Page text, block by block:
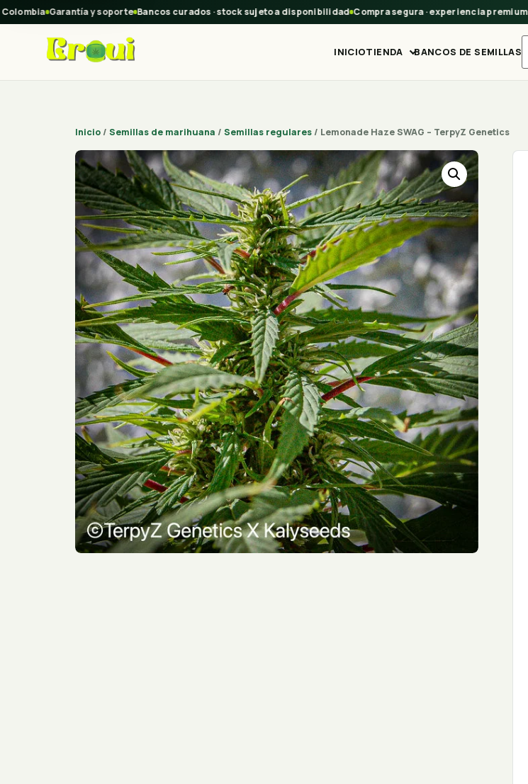
Garantía y soporte Bancos curados · stock sujeto a disponibilidad Compra segura · experiencia premium
INICIOTIENDA BANCOS DE SEMILLAS
Inicio/ Semillas de marihuana / Semillas regulares/ Lemonade Haze SWAG – TerpyZ Genetics